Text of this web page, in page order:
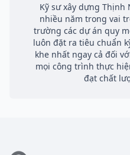
Kỹ sư xây dựng
nhiều năm trong vai
trường các dự án quy
luôn đặt ra tiêu chuẩn
khe nhất ngay cả đối
mọi công trình thực
đạt chất